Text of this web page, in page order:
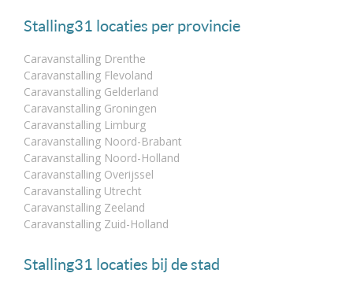
Stalling31 locaties per provincie
Caravanstalling Drenthe
Caravanstalling Flevoland
Caravanstalling Gelderland
Caravanstalling Groningen
Caravanstalling Limburg
Caravanstalling Noord-Brabant
Caravanstalling Noord-Holland
Caravanstalling Overijssel
Caravanstalling Utrecht
Caravanstalling Zeeland
Caravanstalling Zuid-Holland
Stalling31 locaties bij de stad